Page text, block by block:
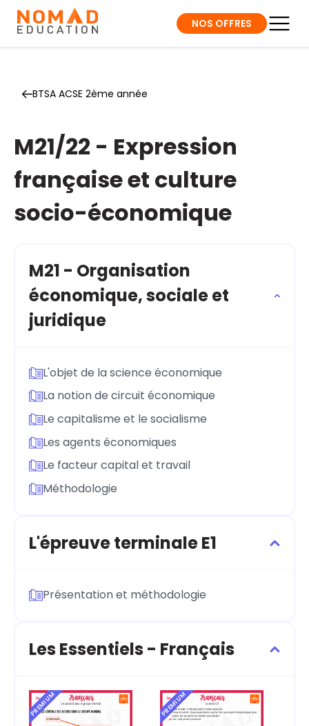
NOS OFFRES
BTSA ACSE 2ème année
M21/22 - Expression
française et culture
socio-économique
M21 - Organisation
économique, sociale et
juridique
L'objet de la science économique
La notion de circuit économique
Le capitalisme et le socialisme
Les agents économiques
Le facteur capital et travail
Méthodologie
L'épreuve terminale E1
Présentation et méthodologie
Les Essentiels - Français
PREMIUM PREMIUM